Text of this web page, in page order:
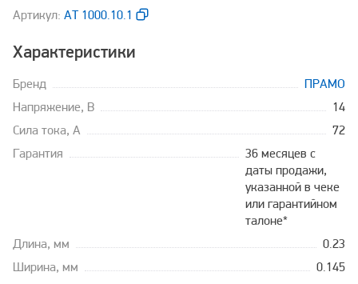
Aртикул: АТ 1000.10.1
Характеристики
Бренд
ПРАМО
Напряжение, В
14
Сила тока, А
72
Гарантия
36 месяцев с
даты продажи,
указанной в чеке
или гарантийном
талоне*
Длина, мм
0.23
Ширина, мм
0.145